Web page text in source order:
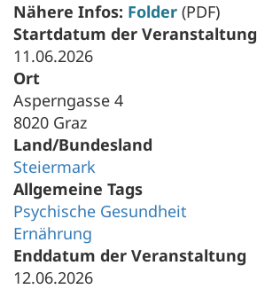
Nähere Infos: Folder (PDF)
Startdatum der Veranstaltung
11.06.2026
Ort
Asperngasse 4
8020 Graz
Land/Bundesland
Steiermark
Allgemeine Tags
Psychische Gesundheit
Ernährung
Enddatum der Veranstaltung
12.06.2026